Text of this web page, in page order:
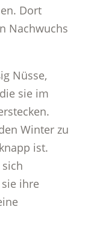
Dort
Nachwuchs
Nüsse,
sie im
Winter zu
ist.
ihre